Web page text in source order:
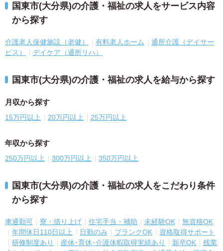
国東市(大分県)の介護・福祉の求人をサービス内容
から探す
介護老人保健施設（老健） 有料老人ホーム
通所介護（デイサー
ビス）
デイケア（通所リハ）
国東市(大分県)の介護・福祉の求人を給与から探す
月収から探す
15万円以上 20万円以上 25万円以上
年収から探す
250万円以上 300万円以上 350万円以上
国東市(大分県)の介護・福祉の求人をこだわり条件
から探す
車通勤可 寮・借り上げ 住宅手当・補助 未経験OK
無資格OK
年間休日110日以上
日勤のみ ブランクOK
資格取得サポート
研修制度あり
産休･育休･介護休暇取得実績あり 新卒OK
残業